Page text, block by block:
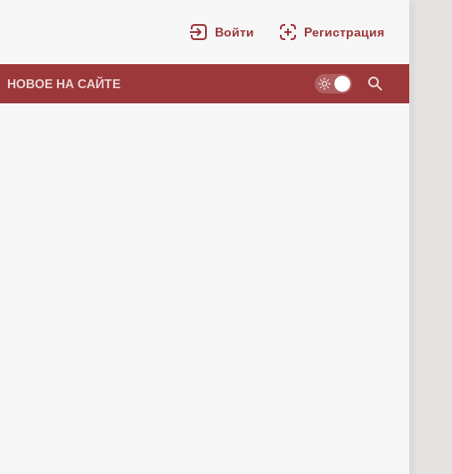
Войти Регистрация
НОВОЕ НА САЙТЕ